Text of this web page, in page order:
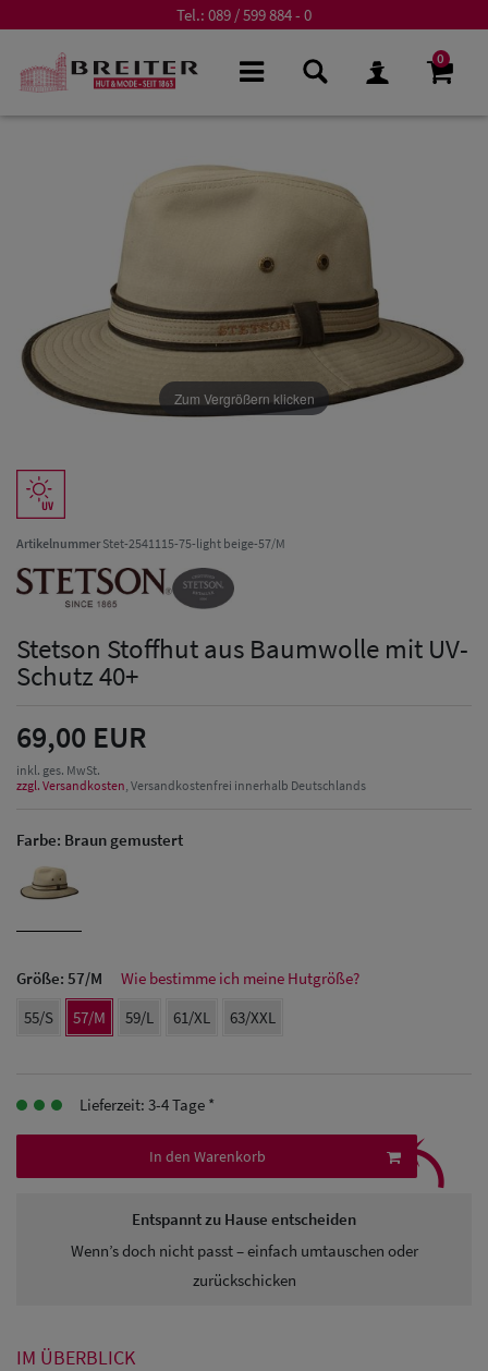
Tel.: 089 / 599 884 - 0
0
Herren
Baseball Cpas
& Visoren
Zum Vergrößern klicken
ArtikelnummerStet-2541115-75-light beige-57/M
Stetson Stoffhut aus Baumwolle mit UV-
Schutz 40+
69,00 EUR
inkl. ges. MwSt.
zzgl. Versandkosten, Versandkostenfrei innerhalb Deutschlands
Farbe: Braun gemustert
Größe: 57/M
Wie bestimme ich meine Hutgröße?
55/S
57/M 59/L 61/XL 63/XXL
Lieferzeit: 3-4 Tage *
In den Warenkorb
Entspannt zu Hause entscheiden
Wenn’s doch nicht passt – einfach umtauschen oder
zurückschicken
⤹
IM ÜBERBLICK